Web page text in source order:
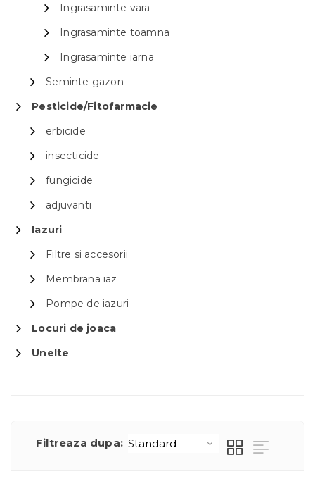
Ingrasaminte vara
Ingrasaminte toamna
Ingrasaminte iarna
Seminte gazon
Pesticide/Fitofarmacie
erbicide
insecticide
fungicide
adjuvanti
Iazuri
Filtre si accesorii
Membrana iaz
Pompe de iazuri
Locuri de joaca
Unelte
Filtreaza dupa: